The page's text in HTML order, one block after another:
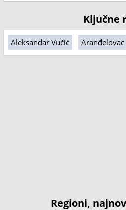
Ključne
Aleksandar Vučić Aranđelovac
Regioni,